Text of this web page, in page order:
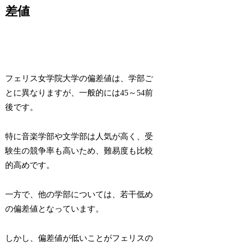
差値
フェリス女学院大学の偏差値は、学部ご
とに異なりますが、一般的には45～54前
後です。
特に音楽学部や文学部は人気が高く、受
験生の競争率も高いため、難易度も比較
的高めです。
一方で、他の学部については、若干低め
の偏差値となっています。
しかし、偏差値が低いことがフェリスの